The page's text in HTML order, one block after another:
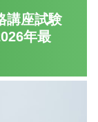
講座試験
年最